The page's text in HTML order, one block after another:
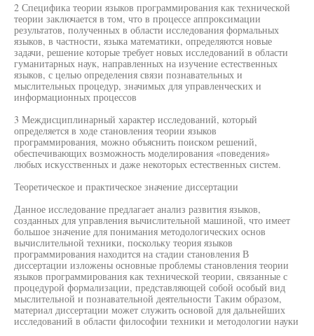
2 Специфика теории языков программирования как технической
теории заключается в том, что в процессе аппроксимации
результатов, полученных в области исследования формальных
языков, в частности, языка математики, определяются новые
задачи, решение которые требует новых исследований в области
гуманитарных наук, направленных на изучение естественных
языков, с целью определения связи познавательных и
мыслительных процедур, значимых для управленческих и
информационных процессов
3 Междисциплинарный характер исследований, который
определяется в ходе становления теории языков
программирования, можно объяснить поиском решений,
обеспечивающих возможность моделирования «поведения»
любых искусственных и даже некоторых естественных систем.
Теоретическое и практическое значение диссертации
Данное исследование предлагает анализ развития языков,
созданных для управления вычислительной машиной, что имеет
большое значение для понимания методологических основ
вычислительной техники, поскольку теория языков
программирования находится на стадии становления В
диссертации изложены основные проблемы становления теории
языков программирования как технической теории, связанные с
процедурой формализации, представляющей собой особый вид
мыслительной и познавательной деятельности Таким образом,
материал диссертации может служить основой для дальнейших
исследований в области философии техники и методологии науки